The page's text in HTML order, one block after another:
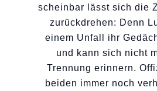
scheinbar lässt sich die
zurückdrehen: Denn
einem Unfall ihr
und kann sich nicht
Trennung erinnern.
beiden immer noch